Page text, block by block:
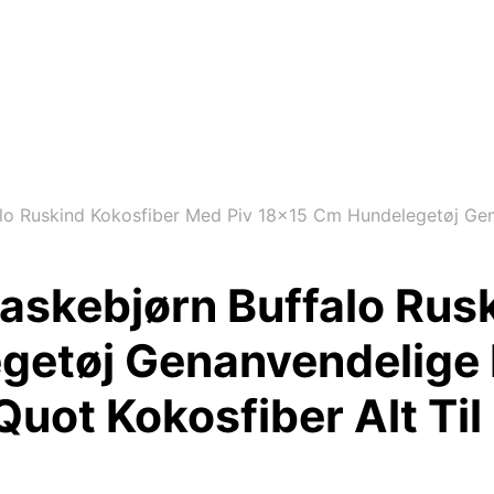
Ruskind Kokosfiber Med Piv 18×15 Cm Hundelegetøj
Buffalo
Kokosfiber Alt Til